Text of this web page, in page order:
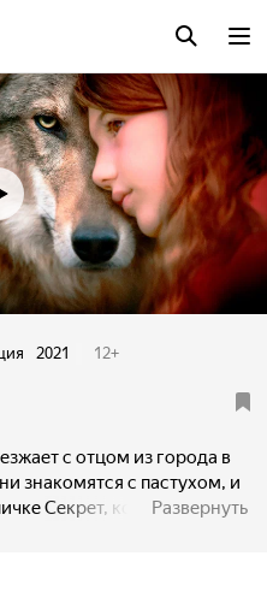
2021 12+
с отцом из города в
знакомятся с пастухом, и
Секрет, который
не знает границ.
Развернуть